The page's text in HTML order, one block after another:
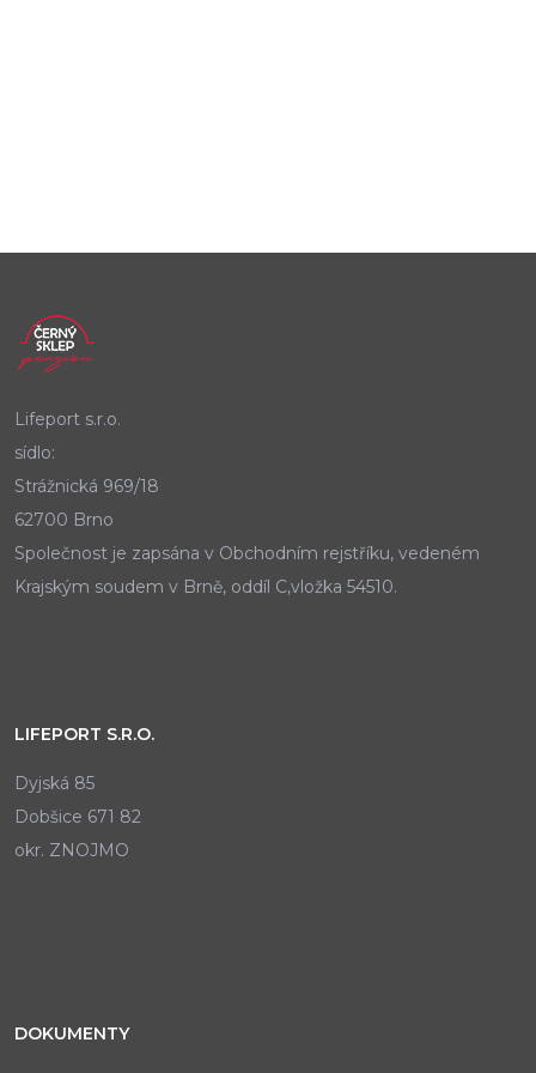
Lifeport s.r.o.
sídlo:
Strážnická 969/18
62700 Brno
Společnost je zapsána v Obchodním rejstříku, vedeném
Krajským soudem v Brně, oddíl C,vložka 54510.
LIFEPORT S.R.O.
Dyjská 85
Dobšice 671 82
okr. ZNOJMO
DOKUMENTY